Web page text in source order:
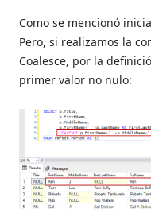
Como se mencionó
Pero, si realizamos la
Coalesce, por la
primer valor no nulo: